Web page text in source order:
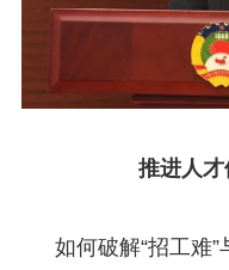
推进人
如何破解“招工难